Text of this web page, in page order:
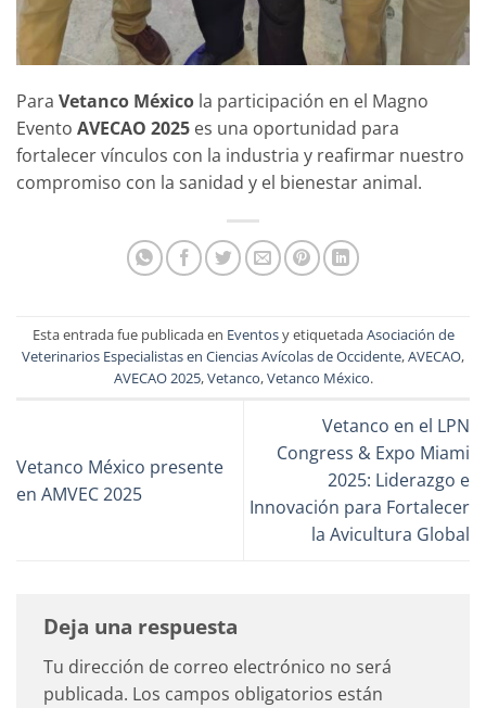
Para Vetanco México la participación en el Magno
Evento AVECAO 2025 es una oportunidad para
fortalecer vínculos con la industria y reafirmar nuestro
compromiso con la sanidad y el bienestar animal.
Esta entrada fue publicada en Eventosy etiquetadaAsociación de
Veterinarios Especialistas en Ciencias Avícolas de Occidente,AVECAO,
AVECAO 2025,Vetanco,Vetanco México.
Vetanco México presente
en AMVEC 2025
Vetanco en el LPN
Congress & Expo Miami
2025: Liderazgo e
Innovación para Fortalecer
la Avicultura Global
Deja una respuesta
Tu dirección de correo electrónico no será
publicada. Los campos obligatorios están